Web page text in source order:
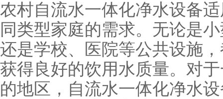
农村自流水一体化净水设备
同类型家庭的需求。无论是
还是学校、医院等公共设施
获得良好的饮用水质量。对
的地区，自流水一体化净水